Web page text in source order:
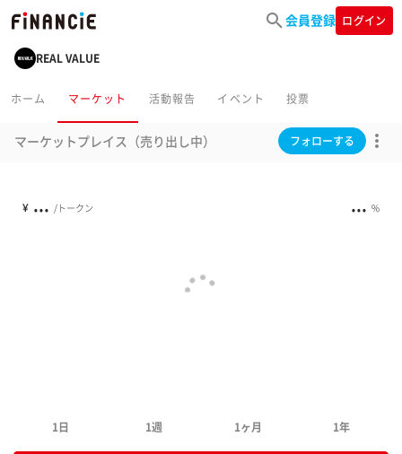
会員登録 ログイン
REAL VALUE
ホーム マーケット 活動報告 イベント 投票
マーケットプレイス（売り出し中） フォローする
... ...
1日 1週 1ヶ月 1年